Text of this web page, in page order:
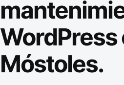
WordPress
Móstoles.